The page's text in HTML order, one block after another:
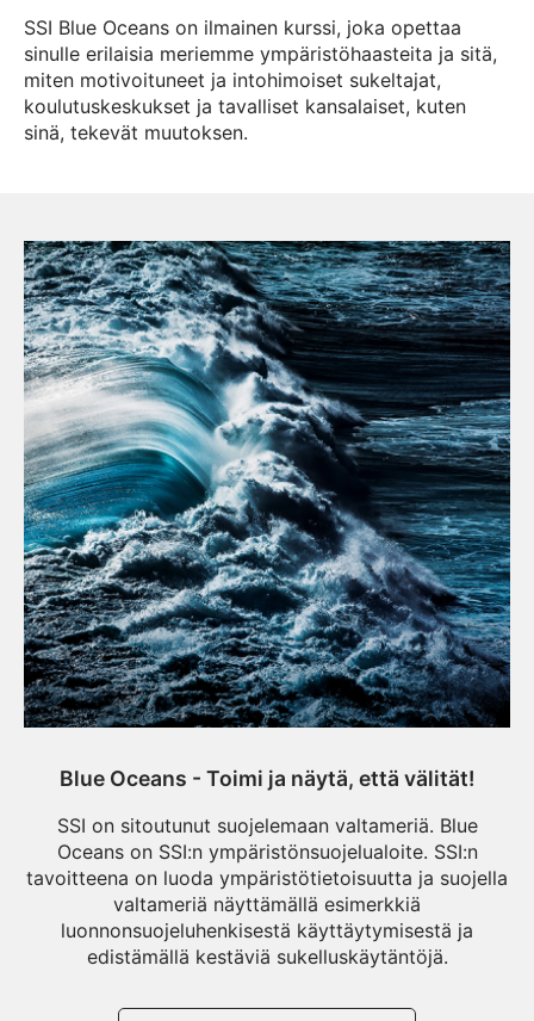
SSI Blue Oceans on ilmainen kurssi, joka opettaa
sinulle erilaisia ​​​​meriemme ympäristöhaasteita ja sitä,
miten motivoituneet ja intohimoiset sukeltajat,
koulutuskeskukset ja tavalliset kansalaiset, kuten
sinä, tekevät muutoksen.
Blue Oceans - Toimi ja näytä, että välität!
SSI on sitoutunut suojelemaan valtameriä. Blue
Oceans on SSI:n ympäristönsuojelualoite. SSI:n
tavoitteena on luoda ympäristötietoisuutta ja suojella
valtameriä näyttämällä esimerkkiä
luonnonsuojeluhenkisestä käyttäytymisestä ja
edistämällä kestäviä sukelluskäytäntöjä.